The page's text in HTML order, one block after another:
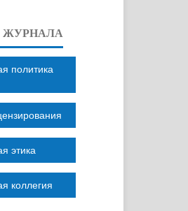
ЖУРНАЛА
политика
этика
коллегия